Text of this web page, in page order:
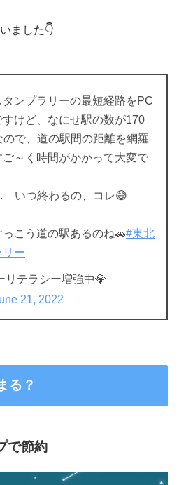
ました👇
ンプラリーの最短経路をPC
けど、なにせ駅の数が170
で、道の駅間の距離を網羅
ご～く時間がかかって大変で
いつ終わるの、コレ😅
こう道の駅あるのね🚗#東北
リー
テラシー増強中💎
21, 2022
る？
で節約